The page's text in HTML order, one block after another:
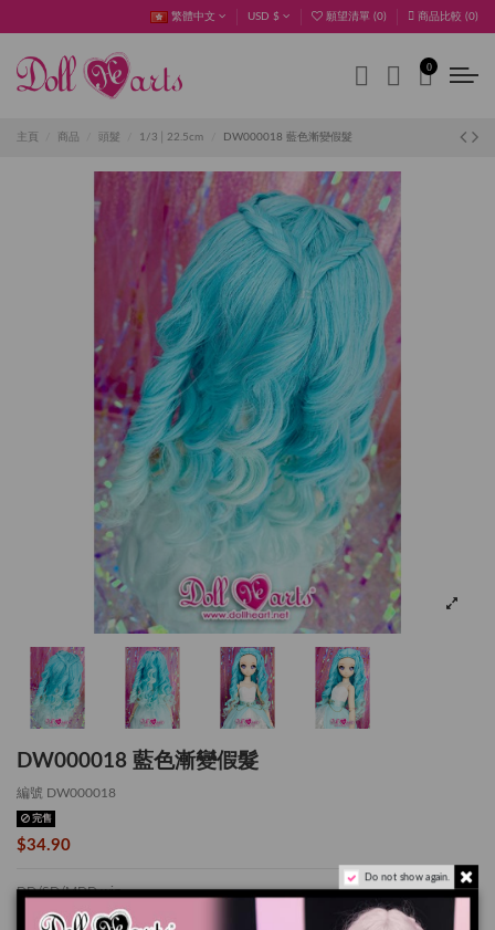
繁體中文 USD $ 願望清單 (0) 商品比較 (0)
0
主頁 商品 頭髮 1/3│22.5cm DW000018 藍色漸變假髮
DW000018 藍色漸變假髮
編號 DW000018
完售
$34.90
DD/SD/MDD wig
* 適用於 60CM娃娃
Do not show again.